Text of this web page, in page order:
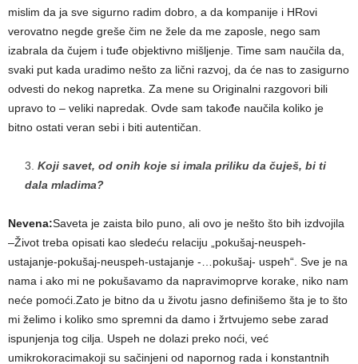
mislim da ja sve sigurno radim dobro, a da kompanije i HRovi
verovatno negde greše čim ne žele da me zaposle, nego sam
izabrala da čujem i tuđe objektivno mišljenje. Time sam naučila da,
svaki put kada uradimo nešto za lični razvoj, da će nas to zasigurno
odvesti do nekog napretka. Za mene su Originalni razgovori bili
upravo to – veliki napredak. Ovde sam takođe naučila koliko je
bitno ostati veran sebi i biti autentičan.
Koji savet, od onih koje si imala priliku da čuješ, bi ti
dala mladima?
Nevena:Saveta je zaista bilo puno, ali ovo je nešto što bih izdvojila
–Život treba opisati kao sledeću relaciju „pokušaj-neuspeh-
ustajanje-pokušaj-neuspeh-ustajanje -…pokušaj- uspeh“. Sve je na
nama i ako mi ne pokušavamo da napravimoprve korake, niko nam
neće pomoći.Zato je bitno da u životu jasno definišemo šta je to što
mi želimo i koliko smo spremni da damo i žrtvujemo sebe zarad
ispunjenja tog cilja. Uspeh ne dolazi preko noći, već
umikrokoracimakoji su sačinjeni od napornog rada i konstantnih